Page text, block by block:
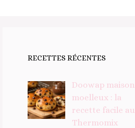
RECETTES RÉCENTES
Doowap maison
moelleux : la
recette facile au
Thermomix